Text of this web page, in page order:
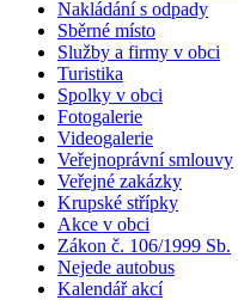
Nakládání s odpady
Sběrné místo
Služby a firmy v obci
Turistika
Spolky v obci
Fotogalerie
Videogalerie
Veřejnoprávní smlouvy
Veřejné zakázky
Krupské střípky
Akce v obci
Zákon č. 106/1999 Sb.
Nejede autobus
Kalendář akcí